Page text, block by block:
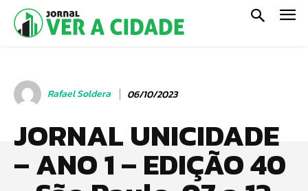
Rafael Soldera 06/10/2023
JORNAL UNICIDADE
– ANO 1 – EDIÇÃO 40